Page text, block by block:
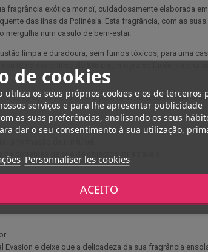
de cookies
utiliza os seus próprios cookies e os de terceiros
serviços e para lhe apresentar publicidade
as suas preferências, analisando os seus
dar o seu consentimento à sua utilização,
Personnaliser les cookies
ACEITO
fragrância exótica monoï, cuidadosamente elaborada em
das ilhas da Polinésia. Esta fragrância, com as suas
mergulha num casulo de bem-estar.
limpa e duradoura, sem fumos tóxicos, para uma
tamanho prático de 8x6 cm, integra-se facilmente
esta vela é ideal para criar facilmente uma
combustão uniforme.
a formação de um túnel.
correntes de ar e de objectos inflamáveis.
e deixe que a delicadeza da sua fragrância